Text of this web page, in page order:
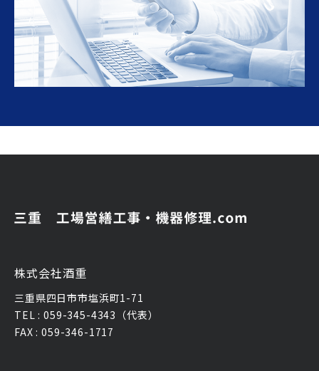
株式会社酒重
三重県四日市市塩浜町1-71
TEL : 059-345-4343（代表）
FAX : 059-346-1717